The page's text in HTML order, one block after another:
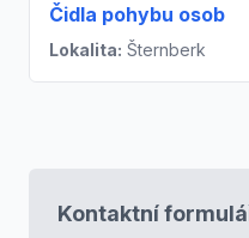
Čidla pohybu osob
Lokalita: Šternberk
Kontaktní